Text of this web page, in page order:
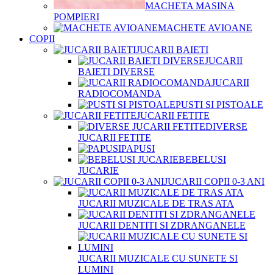
MACHETA MASINA
POMPIERI
MACHETE AVIOANE
COPII
JUCARII BAIETI
JUCARII
BAIETI DIVERSE
JUCARII
RADIOCOMANDA
PUSTI SI PISTOALE
JUCARII FETITE
DIVERSE
JUCARII FETITE
PAPUSI
BEBELUSI
JUCARIE
JUCARII COPII 0-3 ANI
JUCARII MUZICALE DE TRAS ATA
JUCARII DENTITI SI ZDRANGANELE
JUCARII MUZICALE CU SUNETE SI
LUMINI